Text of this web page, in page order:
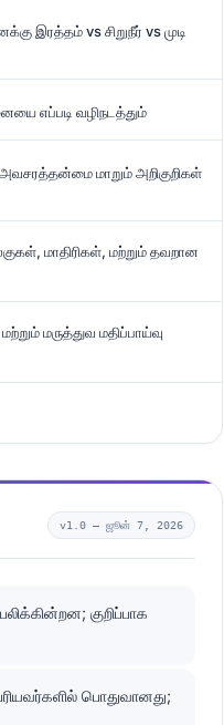
இரத்தம் vs சிறுநீர் vs முடி
எப்படி வழிநடத்தும்
அவசரத்தன்மை மாறும் அறிகுறிகள்
மாதிரிகள், மற்றும் தவறான
மருத்துவ மதிப்பாய்வு
v1.0 — ஜூன் 7, 2026
குறிப்பாக
பொதுவானது;